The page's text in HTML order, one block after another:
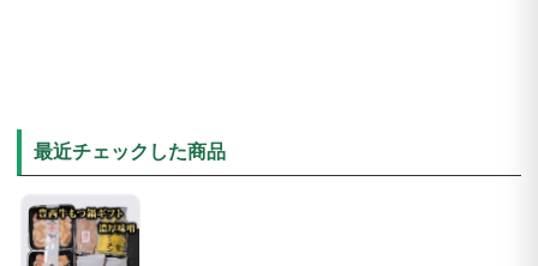
最近チェックした商品